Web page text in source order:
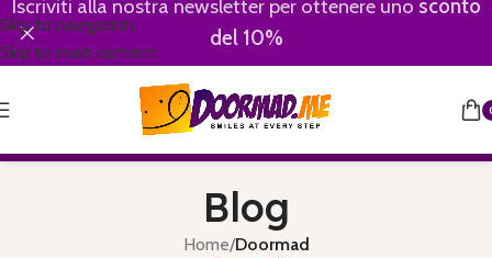
Skip to navigation
Skip to main content
Iscriviti alla nostra newsletter per ottenere uno sconto
del 10%
Blog
Home/Doormad